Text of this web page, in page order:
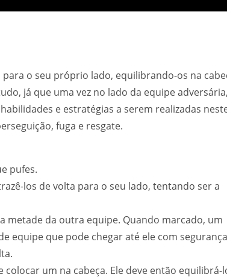
o seu próprio lado, equilibrando-os na
já que uma vez no lado da equipe
e estratégias a serem realizadas
fuga e resgate.
pufes.
los de volta para o seu lado, tentando ser a
metade da outra equipe. Quando marcado, um
equipe que pode chegar até ele com
um na cabeça. Ele deve então equilibrá-